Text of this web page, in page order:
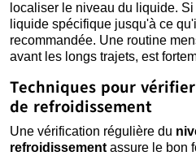
localiser le niveau du liquide.
liquide spécifique jusqu'à ce
recommandée. Une routine
avant les longs trajets, est
Techniques pour
de refroidissement
Une vérification régulière du
refroidissement assure le bon